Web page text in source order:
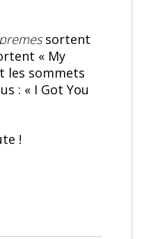
sortent
« My
les sommets
: « I Got You
!